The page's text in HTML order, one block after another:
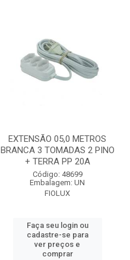
EXTENSÃO 05,0 METROS
BRANCA 3 TOMADAS 2 PINO
+ TERRA PP 20A
Código: 48699
Embalagem: UN
FIOLUX
Faça seu login ou
cadastre-se para
ver preços e
comprar